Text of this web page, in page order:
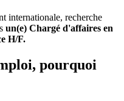
internationale, recherche
un(e) Chargé d'affaires en
H/F.
pourquoi